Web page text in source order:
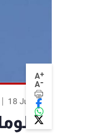
A+
A-
18 Jul 2022